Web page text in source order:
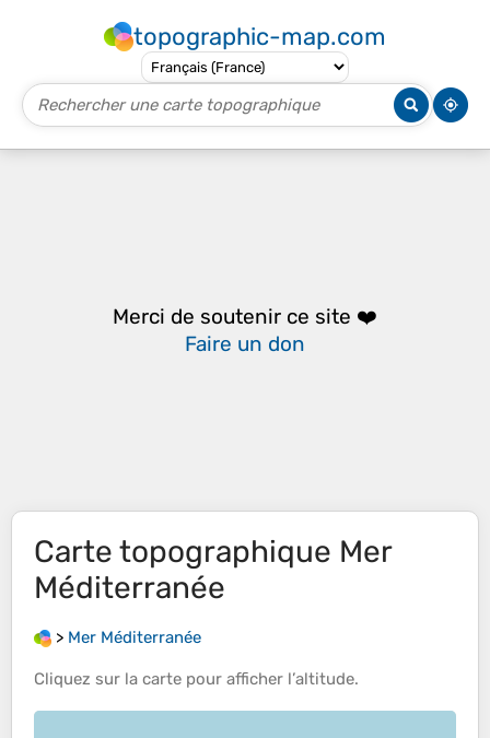
topographic-map.com
Merci de soutenir ce site ❤️
Faire un don
Carte topographique Mer
Méditerranée
> Mer Méditerranée
Cliquez sur la carte pour afficher l’altitude.